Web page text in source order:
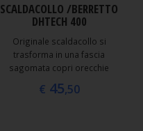
SCALDACOLLO /BERRETTO
DHTECH 400
Originale scaldacollo si
trasforma in una fascia
sagomata copri orecchie
€ 45,50